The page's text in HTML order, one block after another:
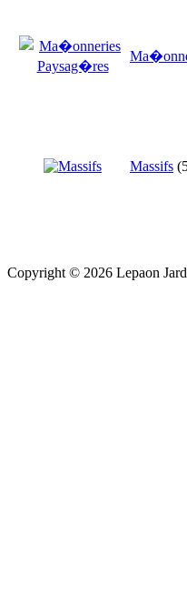
Massifs
Copyright © 2026 Lepaon